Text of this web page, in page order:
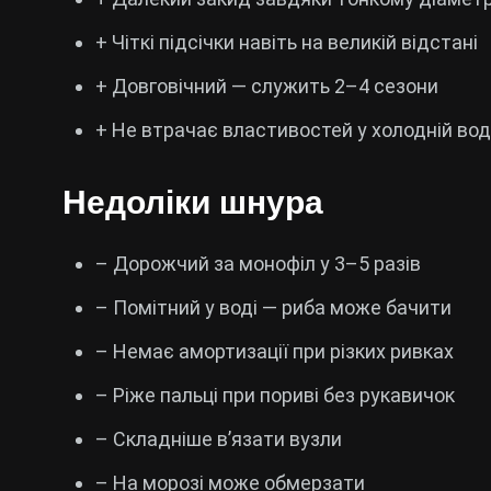
+ Чіткі підсічки навіть на великій відстані
+ Довговічний — служить 2–4 сезони
+ Не втрачає властивостей у холодній
Недоліки шнура
– Дорожчий за монофіл у 3–5 разів
– Помітний у воді — риба може бачити
– Немає амортизації при різких ривках
– Ріже пальці при пориві без рукавичок
– Складніше в’язати вузли
– На морозі може обмерзати